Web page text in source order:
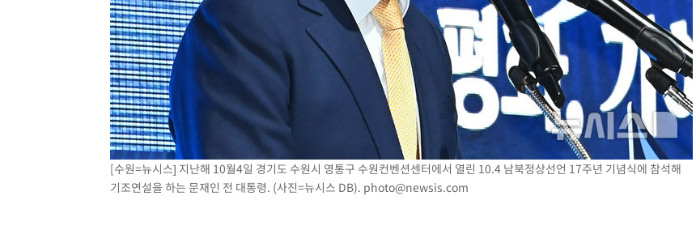
[수원=뉴시스] 지난해 10월4일 경기도 수원시 영통구 수원컨벤션센터에서 열린 10.4 남북정상선언 17주년 기념식에 참석해
기조연설을 하는 문재인 전 대통령. (사진=뉴시스 DB). photo@newsis.com